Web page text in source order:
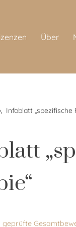
Über
Infoblatt „spezifische
geprüfte